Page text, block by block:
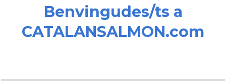
Benvingudes/ts a
CATALANSALMON.com